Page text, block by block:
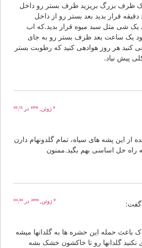
بزرگ بریزید ظرف بستر رو داخل
قرار بدید بعد بستر رو از داخل
مثل سبد میوه قرار بدید.که اب
ساعت بعد ظرف بستر رو به جای
هر روز هوادهی کنید که رطوبت بستر
نیاد.
پشه های سیاه، تمام گلدونهام دارن
حل اساسی بهم بگید.ممنون
حمله این حشره ها به گلدانها میشه
گلدانها رو تا خاکشون خشک بشه